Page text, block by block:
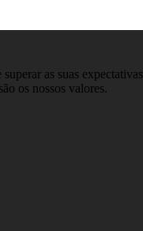
as suas
os nossos valores.